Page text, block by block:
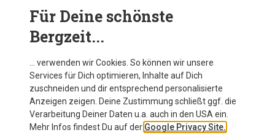
Das Sortiment von Looking for Wild im
Bergzeit Shop gibt's hier:
Zu den Produkten von Looking for Wild bei Bergzeit
Für Deine schönste
Bergzeit...
… verwenden wir Cookies. So können wir unsere
Services für Dich optimieren, Inhalte auf Dich
zuschneiden und dir entsprechend personalisierte
Anzeigen zeigen. Deine Zustimmung schließt ggf. die
Verarbeitung Deiner Daten u.a. auch in den USA ein.
Mehr Infos findest Du auf der Google Privacy Site.